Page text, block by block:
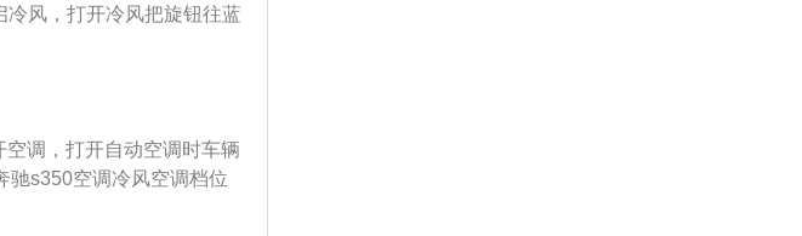
风，打开冷风把旋钮往蓝
调，打开自动空调时车辆
驰s350空调冷风空调档位
风为向前吹风。3温度调